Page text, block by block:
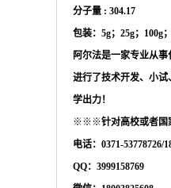
分子量 : 304.17
包装： 5g；25g；100g
阿尔法是一家专业从事
进行了技术开发、小
学出力！
※※※针对高校或者国
电话： 0371-
QQ：3999158769